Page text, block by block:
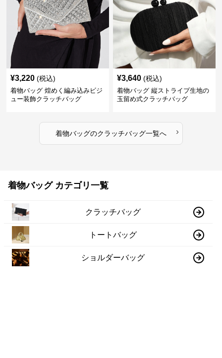
¥3,220 (税込)
着物バッグ 煌めく編み込みビジ
ュー装飾クラッチバッグ
¥3,640 (税込)
着物バッグ 縦ストライプ生地の
玉留め式クラッチバッグ
着物バッグのクラッチバッグ一覧へ ›
着物バッグ カテゴリ一覧
クラッチバッグ
トートバッグ
ショルダーバッグ